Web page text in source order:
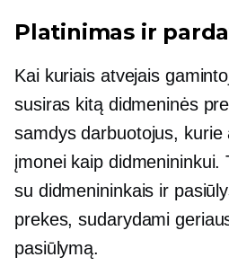
Platinimas ir
Kai kuriais atvejais
susiras kitą didmeninės
samdys darbuotojus,
įmonei kaip didmenininkui.
su didmenininkais ir
prekes, sudarydami
pasiūlymą.